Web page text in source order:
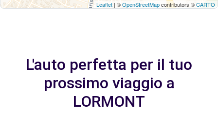
Leaflet | ©OpenStreetMapcontributors ©CARTO
L'auto perfetta per il tuo
prossimo viaggio a
LORMONT